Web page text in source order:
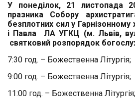
У понеділок, 21 листопада
празника Собору
безплотних сил у Гарнізонному
і Павла ЛА УГКЦ (м. Львів,
святковий розпорядок
7:30 год. – Божественна Літургія;
9:00 год. – Божественна Літургія;
11:00 год. – Божественна Літургія;